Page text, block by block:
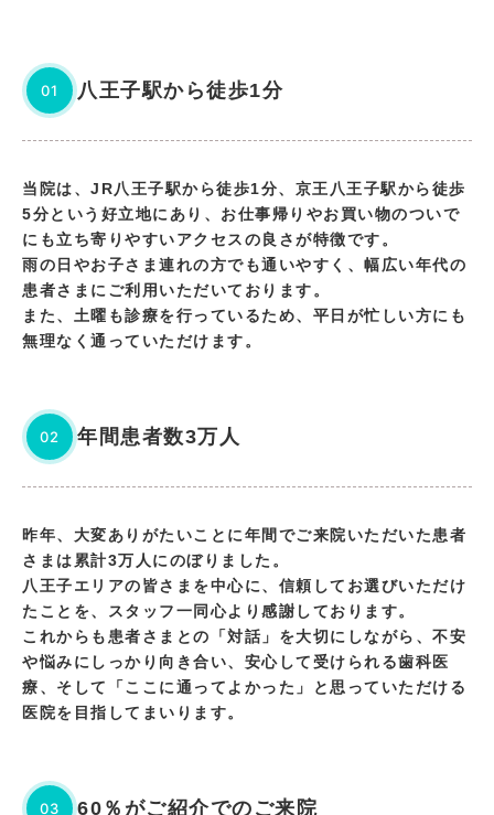
01 八王子駅から徒歩1分
当院は、JR八王子駅から徒歩1分、京王八王子駅から徒歩
5分という好立地にあり、お仕事帰りやお買い物のついで
にも立ち寄りやすいアクセスの良さが特徴です。
雨の日やお子さま連れの方でも通いやすく、幅広い年代の
患者さまにご利用いただいております。
また、土曜も診療を行っているため、平日が忙しい方にも
無理なく通っていただけます。
02 年間患者数3万人
昨年、大変ありがたいことに年間でご来院いただいた患者
さまは累計3万人にのぼりました。
八王子エリアの皆さまを中心に、信頼してお選びいただけ
たことを、スタッフ一同心より感謝しております。
これからも患者さまとの「対話」を大切にしながら、不安
や悩みにしっかり向き合い、安心して受けられる歯科医
療、そして「ここに通ってよかった」と思っていただける
医院を目指してまいります。
03 60％がご紹介でのご来院